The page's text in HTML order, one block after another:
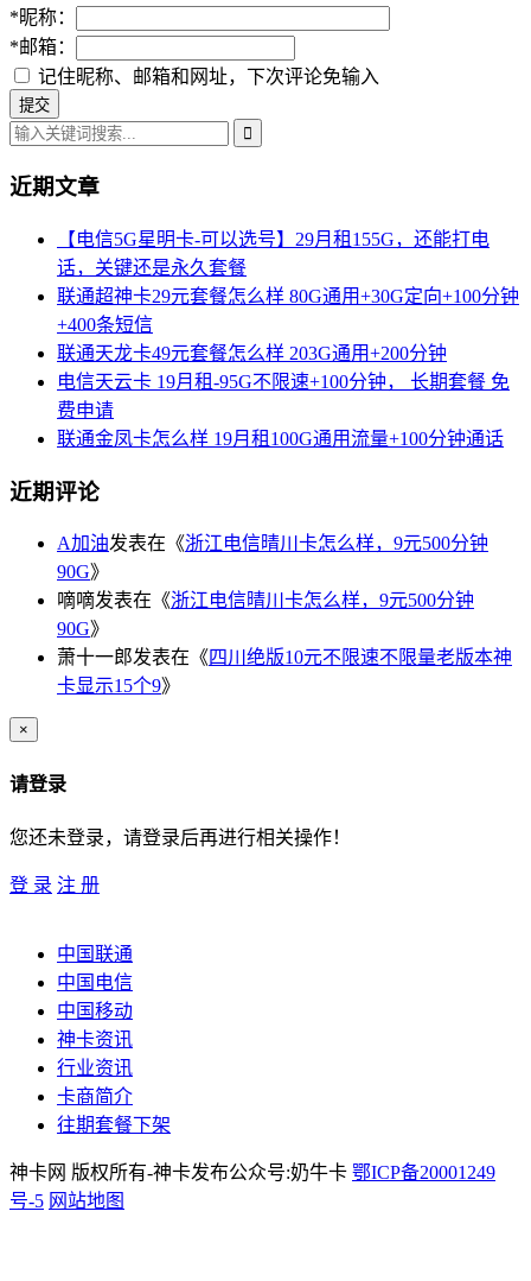
*昵称：
*邮箱：
记住昵称、邮箱和网址，下次评论免输入
近期文章
【电信5G星明卡-可以选号】29月租155G，还能打电
话，关键还是永久套餐
联通超神卡29元套餐怎么样 80G通用+30G定向+100分钟
+400条短信
联通天龙卡49元套餐怎么样 203G通用+200分钟
电信天云卡 19月租-95G不限速+100分钟， 长期套餐 免
费申请
联通金凤卡怎么样 19月租100G通用流量+100分钟通话
近期评论
A加油发表在《浙江电信晴川卡怎么样，9元500分钟
90G》
嘀嘀发表在《浙江电信晴川卡怎么样，9元500分钟
90G》
萧十一郎发表在《四川绝版10元不限速不限量老版本神
卡显示15个9》
×
请登录
您还未登录，请登录后再进行相关操作！
登 录 注 册
中国联通
中国电信
中国移动
神卡资讯
行业资讯
卡商简介
往期套餐下架
神卡网 版权所有-神卡发布公众号:奶牛卡 鄂ICP备20001249
号-5 网站地图